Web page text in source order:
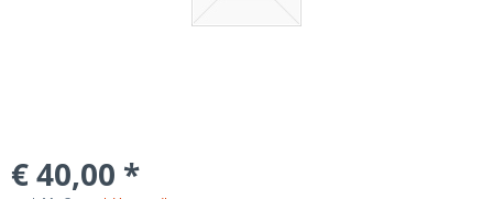
€ 40,00 *